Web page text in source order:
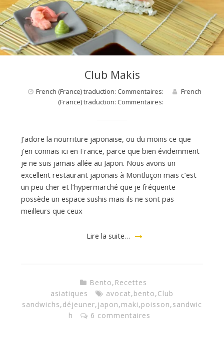
e
Club Makis
French (France) traduction: Commentaires:
French
(France) traduction: Commentaires:
J’adore la nourriture japonaise, ou du moins ce que
j’en connais ici en France, parce que bien évidemment
je ne suis jamais allée au Japon. Nous avons un
excellent restaurant japonais à Montluçon mais c’est
un peu cher et l’hypermarché que je fréquente
possède un espace sushis mais ils ne sont pas
meilleurs que ceux
Lire la suite…
Bento, Recettes
asiatiques
avocat,bento,Club
sandwichs,déjeuner, japon,maki,poisson,sandwic
h
6 commentaires